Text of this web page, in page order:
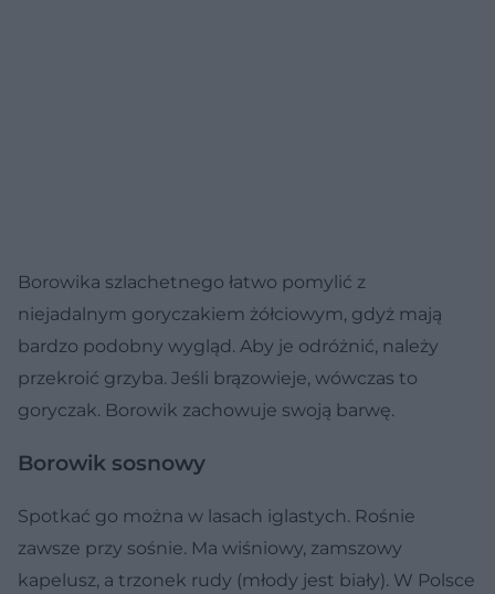
Borowika szlachetnego łatwo pomylić z
niejadalnym goryczakiem żółciowym, gdyż mają
bardzo podobny wygląd. Aby je odróżnić, należy
przekroić grzyba. Jeśli brązowieje, wówczas to
goryczak. Borowik zachowuje swoją barwę.
Borowik sosnowy
Spotkać go można w lasach iglastych. Rośnie
zawsze przy sośnie. Ma wiśniowy, zamszowy
kapelusz, a trzonek rudy (młody jest biały). W Polsce